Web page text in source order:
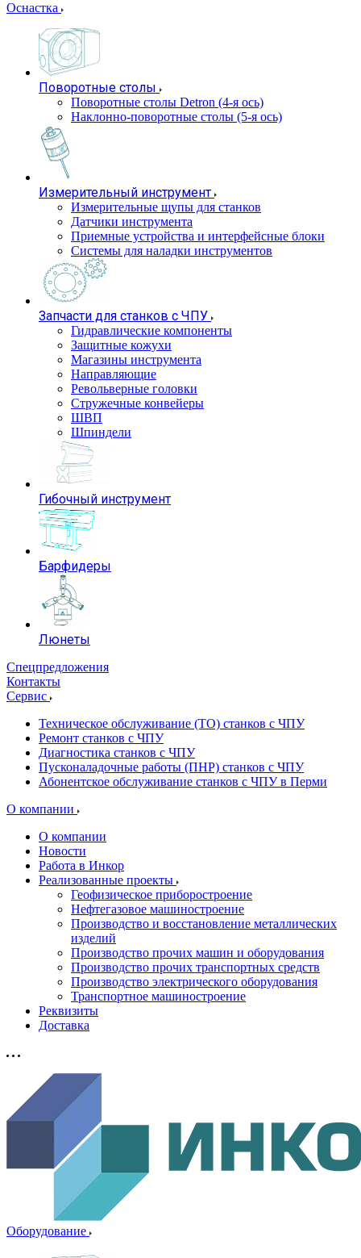
Оснастка
Поворотные столы
Поворотные столы Detron (4-я ось)
Наклонно-поворотные столы (5-я ось)
Измерительный инструмент
Измерительные щупы для станков
Датчики инструмента
Приемные устройства и интерфейсные блоки
Системы для наладки инструментов
Запчасти для станков с ЧПУ
Гидравлические компоненты
Защитные кожухи
Магазины инструмента
Направляющие
Револьверные головки
Стружечные конвейеры
ШВП
Шпиндели
Гибочный инструмент
Барфидеры
Люнеты
Спецпредложения
Контакты
Сервис
Техническое обслуживание (ТО) станков с ЧПУ
Ремонт станков с ЧПУ
Диагностика станков с ЧПУ
Пусконаладочные работы (ПНР) станков с ЧПУ
Абонентское обслуживание станков с ЧПУ в Перми
О компании
О компании
Новости
Работа в Инкор
Реализованные проекты
Геофизическое приборостроение
Нефтегазовое машиностроение
Производство и восстановление металлических
изделий
Производство прочих машин и оборудования
Производство прочих транспортных средств
Производство электрического оборудования
Транспортное машиностроение
Реквизиты
Доставка
Оборудование